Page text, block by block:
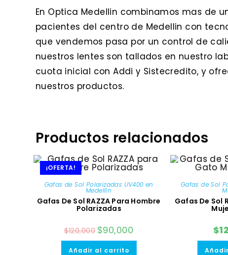
En Optica Medellin combinamos mas de
pacientes del centro de Medellin con
que vendemos pasa por un control de
nuestros lentes son tallados en nuestro
cuota inicial con Addi y Sistecredito, y
nuestros productos.
Productos relacionados
¡OFERTA!
Gafas de Sol Polarizadas UV400 en
Medellín
Gafas De Sol RAZZA Para Hombre
Polarizadas
$120,000 El
precio
original
era:
$90,000
actual
Añadir al carrito
Gafas de Sol
Gafas De Sol
$